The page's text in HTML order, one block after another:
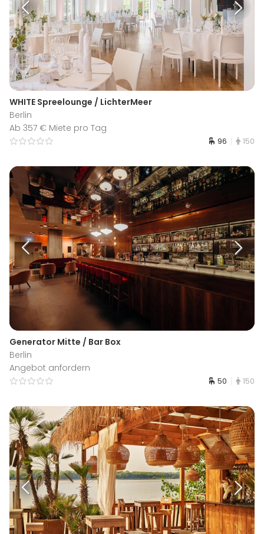
WHITE Spreelounge / LichterMeer
Berlin
Ab 357 € Miete pro Tag
96 150
Generator Mitte / Bar Box
Berlin
Angebot anfordern
50 150